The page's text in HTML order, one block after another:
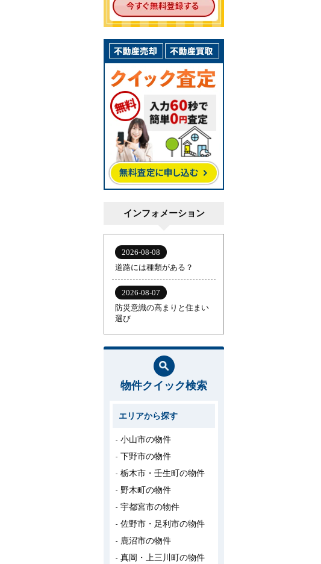
インフォメーション
物件クイック検索
エリアから探す
小山市の物件
下野市の物件
栃木市・壬生町の物件
野木町の物件
宇都宮市の物件
佐野市・足利市の物件
鹿沼市の物件
真岡・上三川町の物件